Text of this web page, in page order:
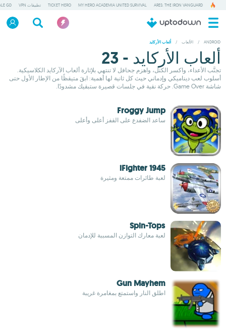
ARES: THE IRON VANGUARD
MY HERO ACADEMIA UNITED SURVIVAL
TICKET HERO تطبيقات VPN GD
ANDROID
/ الألعاب / ألعاب الأركايد
ألعاب الأركايد - 23
تجنَّب الأعداء، واكسر الكتل، واهزم جحافل لا تنتهي بلإثارة ألعاب الآركايد الكلاسيكية.
أسلوب لعب ديناميكي وإدماني حيث كل ثانية لها أهمية: ابقَ متيقظًا من الإطار الأول حتى
شاشة Game Over. حركة نقية في جلسات قصيرة ستبقيك مشدودًا.
Froggy Jump
ساعد الضفدع على القفز أعلى وأعلى
iFighter 1945
لعبة طائرات ممتعة ومثيرة
Spin-Tops
لعبة معارك التوازن المسببة للإدمان
Gun Mayhem
اطلق النار واستمتع بمغامرة غريبة